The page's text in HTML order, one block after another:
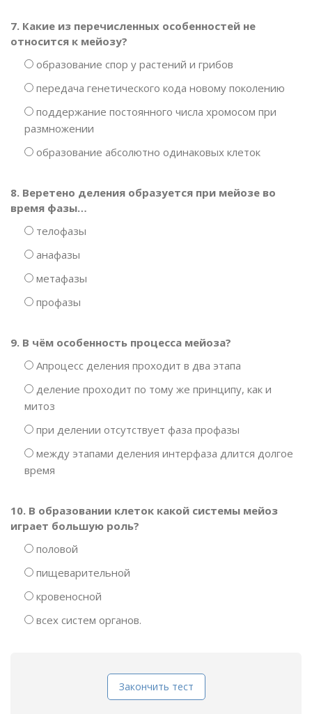
7. Какие из перечисленных особенностей не
относится к мейозу?
образование спор у растений и грибов
передача генетического кода новому поколению
поддержание постоянного числа хромосом при
размножении
образование абсолютно одинаковых клеток
8. Веретено деления образуется при мейозе во
время фазы…
телофазы
анафазы
метафазы
профазы
9. В чём особенность процесса мейоза?
Апроцесс деления проходит в два этапа
деление проходит по тому же принципу, как и
митоз
при делении отсутствует фаза профазы
между этапами деления интерфаза длится долгое
время
10. В образовании клеток какой системы мейоз
играет большую роль?
половой
пищеварительной
кровеносной
всех систем органов.
Закончить тест